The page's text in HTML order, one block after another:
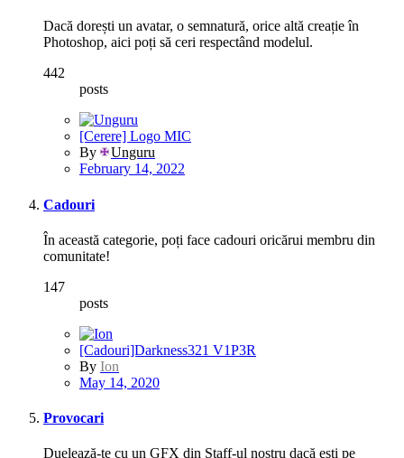
Dacă dorești un avatar, o semnatură, orice altă creație în
Photoshop, aici poți să ceri respectând modelul.
442
posts
[Cerere] Logo MIC
By
Unguru
February 14, 2022
Cadouri
În această categorie, poți face cadouri oricărui membru din
comunitate!
147
posts
[Cadouri]Darkness321 V1P3R
By Ion
May 14, 2020
Provocari
Duelează-te cu un GFX din Staff-ul nostru dacă ești pe